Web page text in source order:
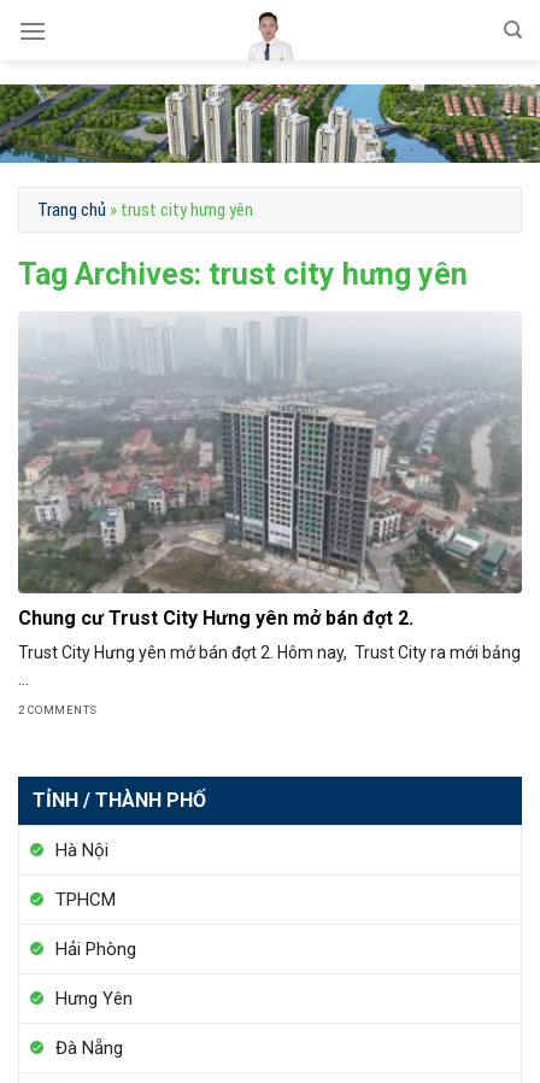
Trang chủ » trust city hưng yên
TỈNH / THÀNH PHỐ
Hà Nội
TPHCM
Hải Phòng
Hưng Yên
Đà Nẵng
Tag Archives: trust city hưng yên
Chung cư Trust City Hưng yên mở bán đợt 2.
Trust City Hưng yên mở bán đợt 2. Hôm nay, Trust City ra mới bảng
...
2 COMMENTS